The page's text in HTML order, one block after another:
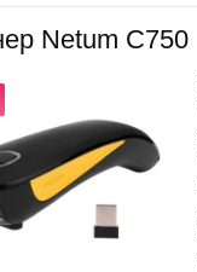
Netum C750